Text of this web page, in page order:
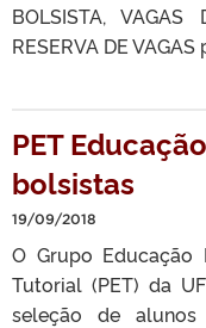
BOLSISTA, VAGAS
RESERVA DE VAGAS
PET
bolsistas
19/09/2018
O Grupo Educação
Tutorial (PET) da
seleção de